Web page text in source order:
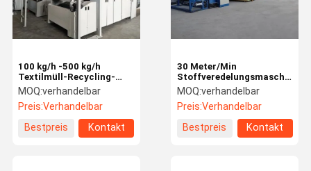
100 kg/h -500 kg/h
Textilmüll-Recycling-
Maschine für die
Veredelung von Stoffen
MOQ:verhandelbar
Preis:Verhandelbar
Bestpreis
Kontakt
30 Meter/Min
Stoffveredelungsmaschine
1,8 M - 6 M Teppich-
Backing Line Stenter-
Maschine
MOQ:verhandelbar
Preis:Verhandelbar
Bestpreis
Kontakt